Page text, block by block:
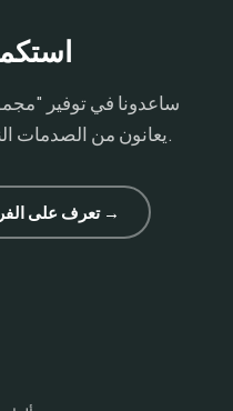
ساعدونا في توفير
يعانون من الصدمات النفسية في جميع أنحاء العالم.
تعرف على الفريق →